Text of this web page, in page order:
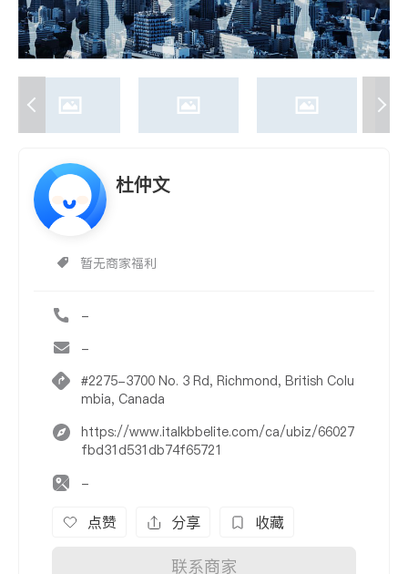
杜仲文
暂无商家福利
-
-
#2275-3700 No. 3 Rd, Richmond, British Colu
mbia, Canada
https://www.italkbbelite.com/ca/ubiz/66027
fbd31d531db74f65721
-
点赞 分享 收藏
联系商家